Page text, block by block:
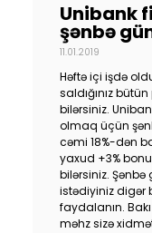
Unibank
şənbə
11.01.2019
Həftə içi işdə
saldığınız
bilərsiniz.
olmaq üçün
cəmi 18%-dən
yaxud +3%
bilərsiniz.
istədiyiniz digər
faydalanın.
məhz sizə